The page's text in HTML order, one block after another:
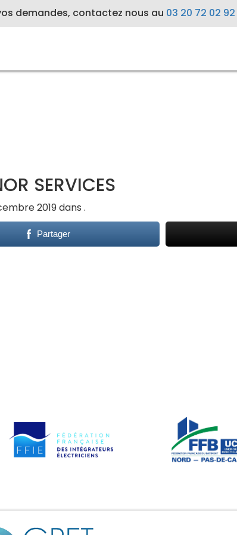
demandes, contactez nous au 03 20 72 02 92
SERVICES
2019 dans .
Partager